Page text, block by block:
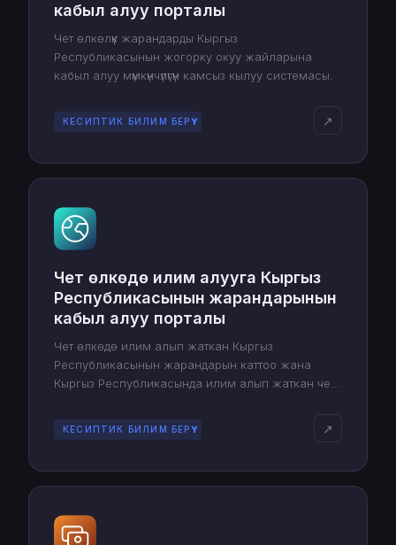
кабыл алуу порталы
Чет өлкөлүк жарандарды Кыргыз
Республикасынын жогорку окуу жайларына
кабыл алуу мүмкүнчүлүгүн камсыз кылуу системасы.
КЕСИПТИК БИЛИМ БЕРҮҮ ↗
Чет өлкөдө илим алууга Кыргыз
Республикасынын жарандарынын
кабыл алуу порталы
Чет өлкөдө илим алып жаткан Кыргыз
Республикасынын жарандарын каттоо жана
Кыргыз Республикасында илим алып жаткан чет
системасы
КЕСИПТИК БИЛИМ БЕРҮҮ ↗